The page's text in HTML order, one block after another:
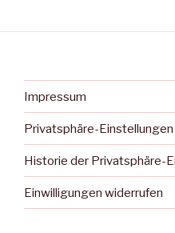
Impressum
Privatsphäre-Einstellungen
Historie der Privatsphäre-
Einwilligungen widerrufen